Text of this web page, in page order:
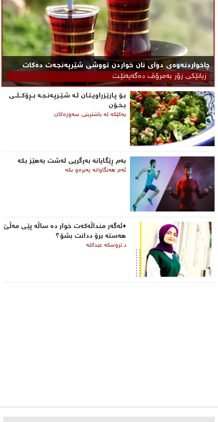
چاخواردنەوەی دوای نان خواردن تووشی شێرپه‌نجه‌ت ده‌كات
زیانێكی زۆر به‌مرۆڤ ده‌گه‌یه‌نێـت
بـۆ پـارێـزراویـتـان لـه‌ شـێـرپـه‌نـجـه‌ بــڕۆكــلــی‌
بـخـۆن
یه‌كێكه‌ له‌ باشترینی‌ سه‌وزه‌كان
به‌م ڕێگایانه‌ به‌رگریی‌ له‌شت به‌هێز بكه‌
ئه‌م هه‌نگاوانه‌ په‌یره‌و بكه‌
♦ئەگەر منداڵەکەت خوار دە ساڵە پێی مەڵێ
هەستە برۆ ددانت بشۆ؟
د.تروسکە عبداللە